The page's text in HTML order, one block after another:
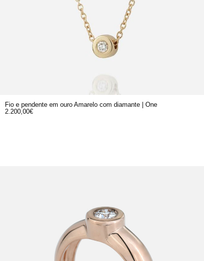
Fio e pendente em ouro Amarelo com diamante | One
2.200,00€